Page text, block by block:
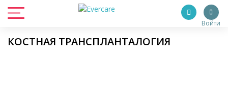
Войти
КОСТНАЯ ТРАНСПЛАНТАЛОГИЯ